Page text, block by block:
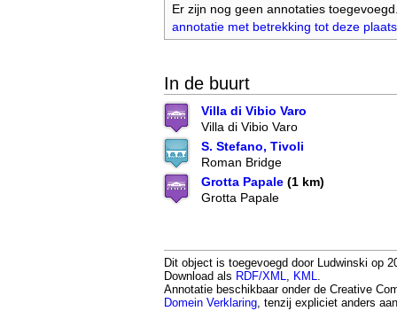
Er zijn nog geen annotaties
annotatie met betrekking tot deze
In de buurt
Villa di Vibio Varo
Villa di Vibio Varo
S. Stefano, Tivoli
Roman Bridge
Grotta Papale (1 km)
Grotta Papale
Dit object is toegevoegd door Ludwinski op
Download als RDF/XML, KML.
Annotatie beschikbaar onder de Creative
Domein Verklaring, tenzij expliciet anders